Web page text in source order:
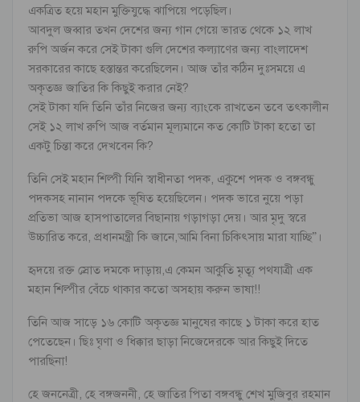
একত্রিত হয়ে মহান মুক্তিযুদ্ধে ঝাপিয়ে পড়েছিল।
আবদুল জব্বার তখন দেশের জন্য গান গেয়ে ভারত থেকে ১২ লাখ
রুপি অর্জন করে সেই টাকা গুলি দেশের কল্যাণের জন্য বাংলাদেশ
সরকারের কাছে হস্তান্তর করেছিলেন। আজ তাঁর কঠিন দুঃসময়ে এ
অকৃতজ্ঞ জাতির কি কিছুই করার নেই?
সেই টাকা যদি তিনি তাঁর নিজের জন্য ব্যাংকে রাখতেন তবে তৎকালীন
সেই ১২ লাখ রুপি আজ বর্তমান মূল্যমানে কত কোটি টাকা হতো তা
একটু চিন্তা করে দেখবেন কি?
তিনি সেই মহান শিল্পী যিনি স্বাধীনতা পদক, একুশে পদক ও বঙ্গবন্ধু
পদকসহ নানান পদকে ভূষিত হয়েছিলেন। পদক ভারে নুয়ে পড়া
প্রতিভা আজ হাসপাতালের বিছানায় গড়াগড়া দেয়। আর মৃদু স্বরে
উচ্চারিত করে, প্রধানমন্ত্রী কি জানে,আমি বিনা চিকিৎসায় মারা যাচ্ছি”।
হৃদয়ে রক্ত স্রোত দমকে দাড়ায়,এ কেমন আকুতি মৃত্যূ পথযাত্রী এক
মহান শিল্পীর বেঁচে থাকার কতো অসহায় করুন ভাষা!!
তিনি আজ সাড়ে ১৬ কোটি অকৃতজ্ঞ মানুষের কাছে ১ টাকা করে হাত
পেতেছেন। ছিঃ ঘৃণা ও ধিক্কার ছাড়া নিজেদেরকে আর কিছুই দিতে
পারছিনা!
হে জননেত্রী, হে বঙ্গজননী, হে জাতির পিতা বঙ্গবন্ধু শেখ মুজিবুর রহমান